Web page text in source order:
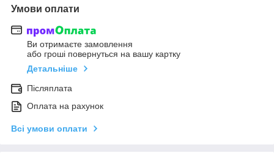
Умови оплати
Ви отримаєте замовлення
або гроші повернуться на вашу картку
Детальніше
Післяплата
Оплата на рахунок
Всі умови оплати